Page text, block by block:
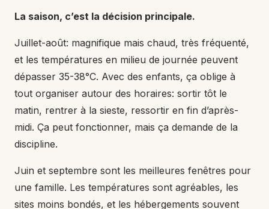
La saison, c’est la décision principale.
Juillet-août: magnifique mais chaud, très fréquenté,
et les températures en milieu de journée peuvent
dépasser 35-38°C. Avec des enfants, ça oblige à
tout organiser autour des horaires: sortir tôt le
matin, rentrer à la sieste, ressortir en fin d’après-
midi. Ça peut fonctionner, mais ça demande de la
discipline.
Juin et septembre sont les meilleures fenêtres pour
une famille. Les températures sont agréables, les
sites moins bondés, et les hébergements souvent